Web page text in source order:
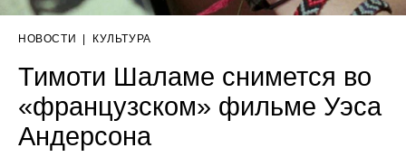
НОВОСТИ | КУЛЬТУРА
Тимоти Шаламе снимется во
«французском» фильме Уэса
Андерсона